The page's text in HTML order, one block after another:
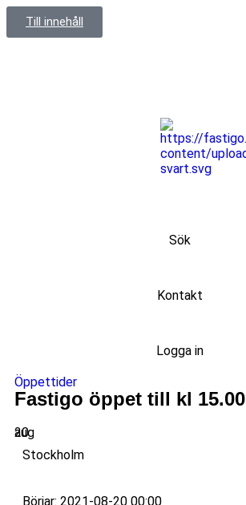
Till innehåll
Sök
Kontakt
Logga in
Öppettider
Fastigo öppet till kl 15.00
20
aug
Stockholm
Börjar: 2021-08-20 00:00